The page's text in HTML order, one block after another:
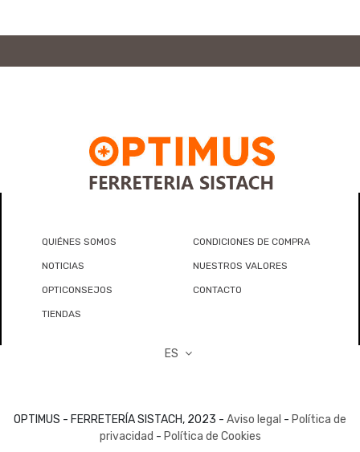
QUIÉNES SOMOS CONDICIONES DE COMPRA
NOTICIAS NUESTROS VALORES
OPTICONSEJOS CONTACTO
TIENDAS
ES
OPTIMUS - FERRETERÍA SISTACH, 2023 - Aviso legal - Política de
privacidad - Política de Cookies